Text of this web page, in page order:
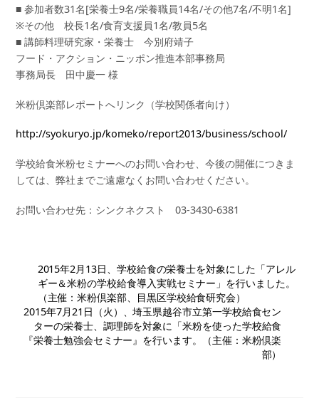
■ 参加者数31名[栄養士9名/栄養職員14名/その他7名/不明1名]
※その他 校長1名/食育支援員1名/教員5名
■ 講師料理研究家・栄養士 今別府靖子
フード・アクション・ニッポン推進本部事務局
事務局長 田中慶一 様
米粉倶楽部レポートへリンク（学校関係者向け）
http://syokuryo.jp/komeko/report2013/business/school/
学校給食米粉セミナーへのお問い合わせ、今後の開催につきま
しては、弊社までご遠慮なくお問い合わせください。
お問い合わせ先：シンクネクスト 03-3430-6381
2015年2月13日、学校給食の栄養士を対象にした「アレル
ギー＆米粉の学校給食導入実戦セミナー」を行いました。
（主催：米粉倶楽部、目黒区学校給食研究会）
2015年7月21日（火）、埼玉県越谷市立第一学校給食セン
ターの栄養士、調理師を対象に「米粉を使った学校給食
『栄養士勉強会セミナー』を行います。（主催：米粉倶楽
部）